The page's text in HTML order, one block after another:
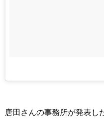
唐田さんの事務所が発表し